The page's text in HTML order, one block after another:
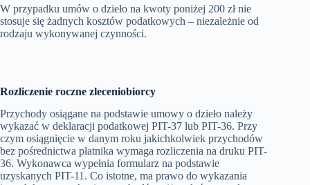
W przypadku umów o dzieło na kwoty poniżej 200 zł nie
stosuje się żadnych kosztów podatkowych – niezależnie od
rodzaju wykonywanej czynności.
Rozliczenie roczne zleceniobiorcy
Przychody osiągane na podstawie umowy o dzieło należy
wykazać w deklaracji podatkowej PIT-37 lub PIT-36. Przy
czym osiągnięcie w danym roku jakichkolwiek przychodów
bez pośrednictwa płatnika wymaga rozliczenia na druku PIT-
36. Wykonawca wypełnia formularz na podstawie
uzyskanych PIT-11. Co istotne, ma prawo do wykazania